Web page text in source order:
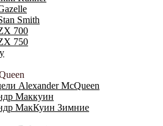
Smith
700
750
Alexander McQueen
Маккуин
МакКуин Зимние